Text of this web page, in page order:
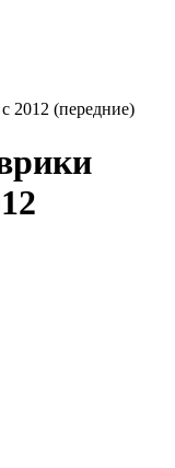
2012 (передние)